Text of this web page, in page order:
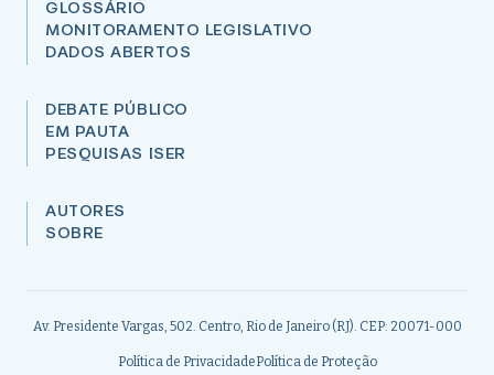
GLOSSÁRIO
MONITORAMENTO LEGISLATIVO
DADOS ABERTOS
DEBATE PÚBLICO
EM PAUTA
PESQUISAS ISER
AUTORES
SOBRE
Av. Presidente Vargas, 502. Centro, Rio de Janeiro (RJ). CEP: 20071-000
Política de PrivacidadePolítica de Proteção